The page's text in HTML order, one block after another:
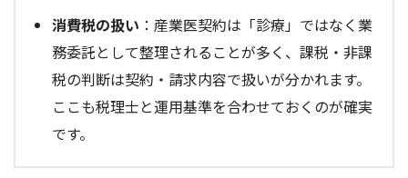
消費税の扱い ：産業医契約は「診療」ではなく業
務委託として整理されることが多く、課税・非課
税の判断は契約・請求内容で扱いが分かれます。
ここも税理士と運用基準を合わせておくのが確実
です。